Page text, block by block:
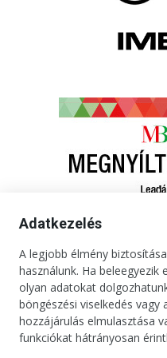
Adatkezelés
A legjobb élmény
használunk. Ha
olyan adatokat
böngészési viselkedés vagy
hozzájárulás elmulasztása
funkciókat hátrányosan